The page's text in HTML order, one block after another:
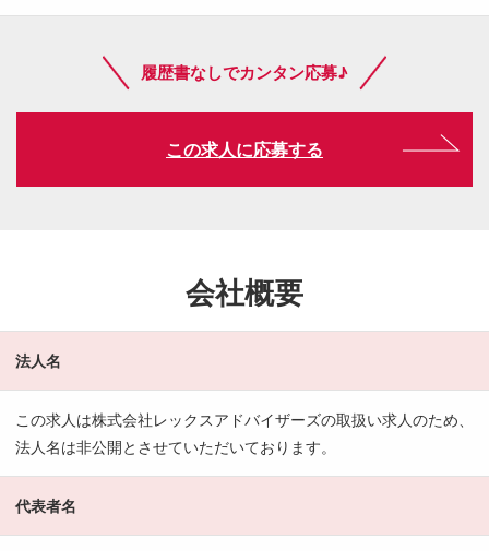
履歴書なしでカンタン応募♪
この求人に応募する
会社概要
法人名
この求人は株式会社レックスアドバイザーズの取扱い求人のため、
法人名は非公開とさせていただいております。
代表者名